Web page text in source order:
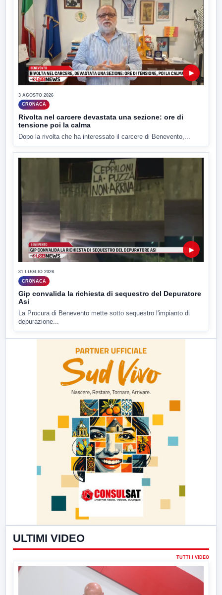
▶
3 AGOSTO 2026
CRONACA
Rivolta nel carcere devastata una sezione: ore di
tensione poi la calma
Dopo la rivolta che ha interessato il carcere di Benevento,...
▶
31 LUGLIO 2026
CRONACA
Gip convalida la richiesta di sequestro del Depuratore
Asi
La Procura di Benevento mette sotto sequestro l'impianto di
depurazione...
ULTIMI VIDEO
TUTTI I VIDEO